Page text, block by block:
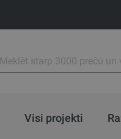
Visi projekti